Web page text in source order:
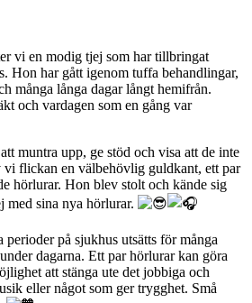
vi en modig tjej som har tillbringat
Hon har gått igenom tuffa behandlingar,
många långa dagar långt hemifrån.
och vardagen som en gång var
muntra upp, ge stöd och visa att de inte
vi flickan en välbehövlig guldkant, ett par
hörlurar. Hon blev stolt och kände sig
med sina nya hörlurar.
på sjukhus utsätts för många
dagarna. Ett par hörlurar kan göra
att stänga ute det jobbiga och
eller något som ger trygghet. Små